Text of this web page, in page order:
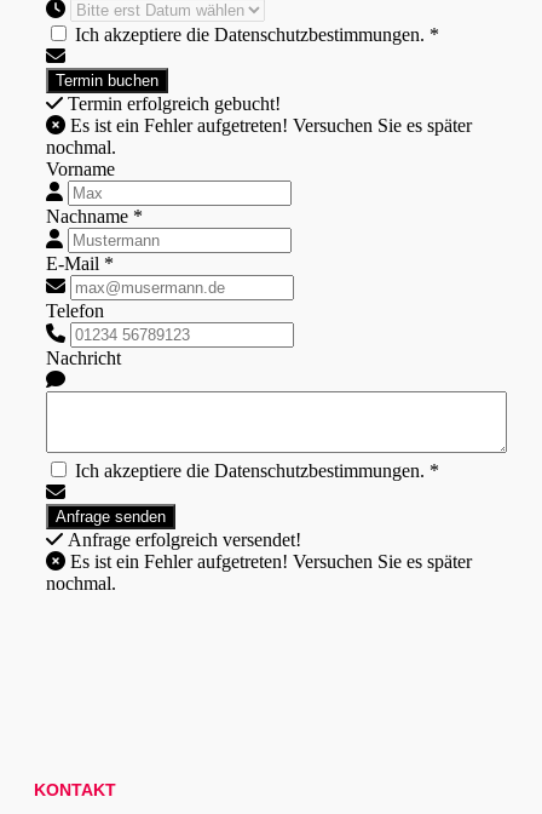
Ich akzeptiere die Datenschutzbestimmungen. *
Termin erfolgreich gebucht!
nochmal.
Vorname
Nachname *
E-Mail *
Telefon
Nachricht
Ich akzeptiere die Datenschutzbestimmungen. *
Anfrage erfolgreich versendet!
nochmal.
KONTAKT